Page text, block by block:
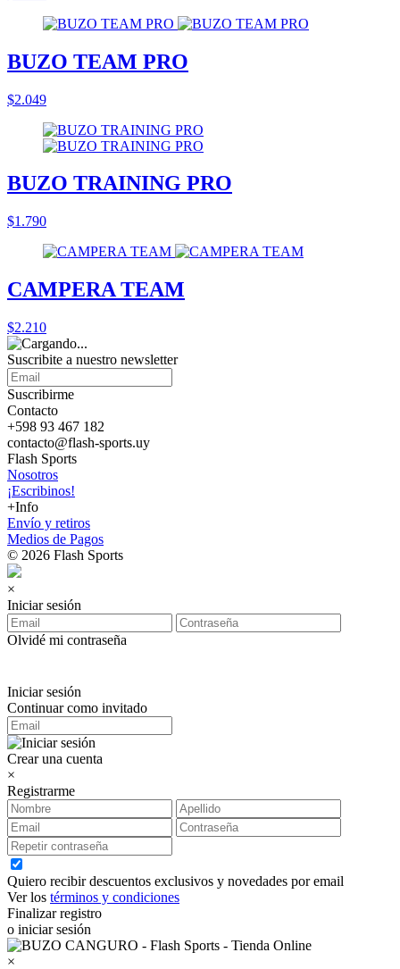
BUZO TEAM PRO
$2.049
BUZO TRAINING PRO
$1.790
CAMPERA TEAM
$2.210
Suscribite a nuestro newsletter
Suscribirme
Contacto
+598 93 467 182
contacto@flash-sports.uy
Flash Sports
Nosotros
¡Escribinos!
+Info
Envío y retiros
Medios de Pagos
© 2026 Flash Sports
×
Iniciar sesión
Olvidé mi contraseña
Iniciar sesión
Continuar como invitado
Crear una cuenta
×
Registrarme
Quiero recibir descuentos exclusivos y novedades por email
Ver los términos y condiciones
Finalizar registro
o iniciar sesión
×